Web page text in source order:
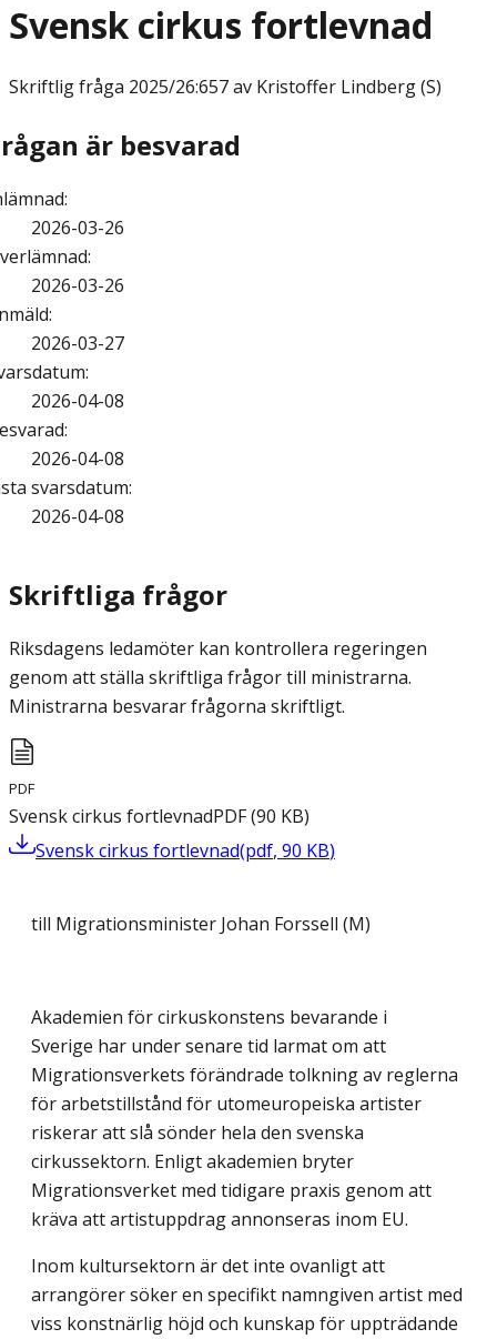
Svensk cirkus fortlevnad
Skriftlig fråga 2025/26:657 av Kristoffer Lindberg (S)
är besvarad
:
2026-03-26
:
2026-03-26
:
2026-03-27
:
2026-04-08
:
2026-04-08
svarsdatum:
2026-04-08
Skriftliga frågor
Riksdagens ledamöter kan kontrollera regeringen
genom att ställa skriftliga frågor till ministrarna.
Ministrarna besvarar frågorna skriftligt.
PDF
Svensk cirkus fortlevnadPDF(90 KB)
Svensk cirkus fortlevnad(pdf, 90 KB)
till Migrationsminister Johan Forssell (M)
Akademien för cirkuskonstens bevarande i
Sverige har under senare tid larmat om att
Migrationsverkets förändrade tolkning av reglerna
för arbetstillstånd för utomeuropeiska artister
riskerar att slå sönder hela den svenska
cirkussektorn. Enligt akademien bryter
Migrationsverket med tidigare praxis genom att
kräva att artistuppdrag annonseras inom EU.
Inom kultursektorn är det inte ovanligt att
arrangörer söker en specifikt namngiven artist med
viss konstnärlig höjd och kunskap för uppträdande